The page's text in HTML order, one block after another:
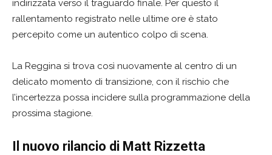
indirizzata verso il traguardo finale. Per questo il
rallentamento registrato nelle ultime ore è stato
percepito come un autentico colpo di scena.
La Reggina si trova così nuovamente al centro di un
delicato momento di transizione, con il rischio che
l’incertezza possa incidere sulla programmazione della
prossima stagione.
Il nuovo rilancio di Matt Rizzetta